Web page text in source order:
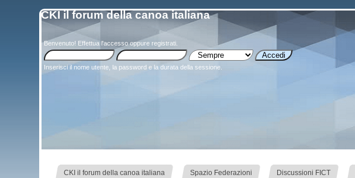
CKI il forum della canoa italiana
Benvenuto! Effettua l'accessooppure registrati
Inserisci il nome utente, la password e la durata della sessione.
CKI il forum della canoa italiana Spazio Federazioni Discussioni FICT